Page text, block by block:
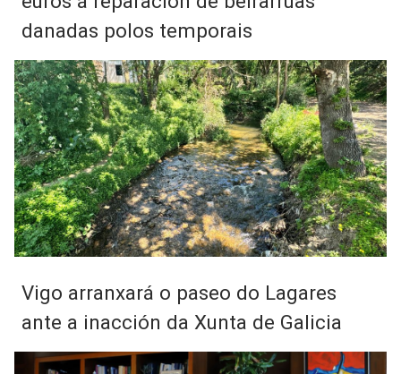
danadas polos temporais
Vigo arranxará o paseo do Lagares
ante a inacción da Xunta de Galicia